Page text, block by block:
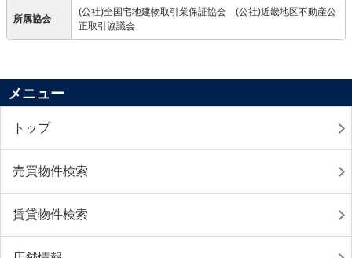
所属協会
(公社)全国宅地建物取引業保証協会 (公社)近畿地区不動産公
正取引協議会
メニュー
トップ
売買物件検索
賃貸物件検索